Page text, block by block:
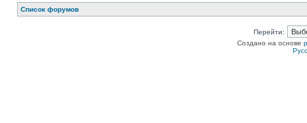
Список форумов
Перейти:
Создано на основе